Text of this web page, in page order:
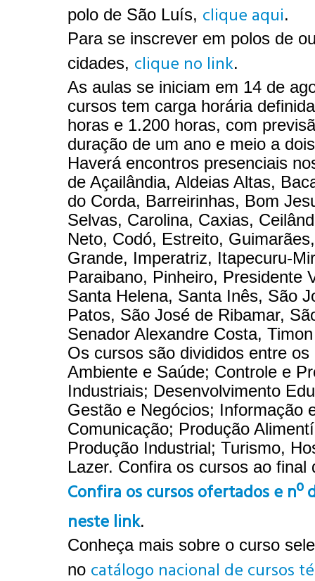
polo de São Luís, clique aqui.
Para se inscrever em polos de
cidades, clique no link.
As aulas se iniciam em 14 de
cursos tem carga horária
horas e 1.200 horas, com
duração de um ano e meio a
Haverá encontros presenciais
de Açailândia, Aldeias Altas,
do Corda, Barreirinhas, Bom
Selvas, Carolina, Caxias,
Neto, Codó, Estreito,
Grande, Imperatriz, Itapecuru-
Paraibano, Pinheiro, Presidente
Santa Helena, Santa Inês, São
Patos, São José de Ribamar,
Senador Alexandre Costa,
Os cursos são divididos entre os
Ambiente e Saúde; Controle e
Industriais; Desenvolvimento
Gestão e Negócios; Informação
Comunicação; Produção
Produção Industrial; Turismo,
Lazer. Confira os cursos ao final
Confira os cursos ofertados e nº
neste link.
Conheça mais sobre o curso
no catálogo nacional de cursos